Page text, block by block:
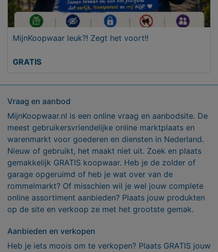
MijnKoopwaar leuk?! Zegt het voort!!
GRATIS
Vraag en aanbod
MijnKoopwaar.nl is een online vraag en aanbodsite. De
meest gebruikersvriendelijke online marktplaats en
warenmarkt voor goederen en diensten in Nederland.
Nieuw of gebruikt, het maakt niet uit. Zoek en plaats
gemakkelijk GRATIS koopwaar. Heb je de zolder of
garage opgeruimd of heb je wat over van de
rommelmarkt? Of misschien wil je wel jouw complete
online assortiment aanbieden? Plaats jouw produkten
op de site en verkoop ze met het grootste gemak.
Aanbieden en verkopen
Heb je iets moois om te verkopen? Plaats GRATIS jouw